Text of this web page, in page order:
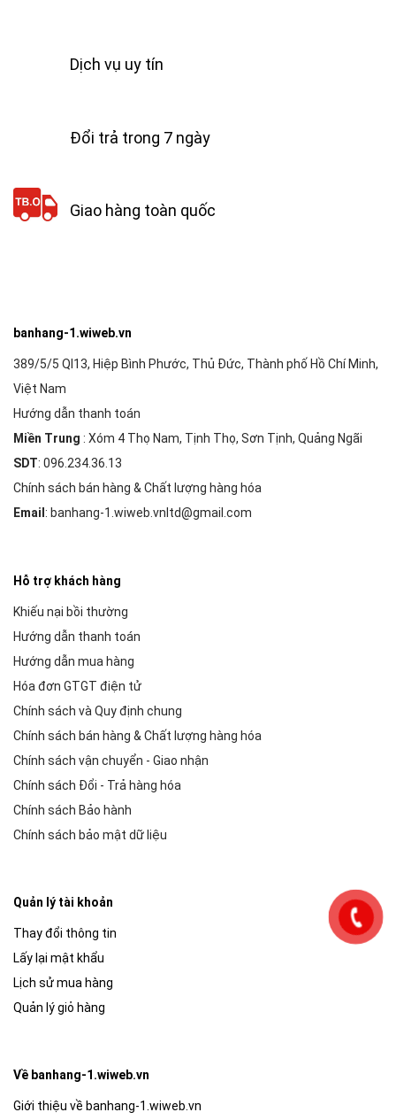
Dịch vụ uy tín
Đổi trả trong 7 ngày
Giao hàng toàn quốc
banhang-1.wiweb.vn
389/5/5 Ql13, Hiệp Bình Phước, Thủ Đức, Thành phố Hồ Chí Minh,
Việt Nam
Hướng dẫn thanh toán
Miền Trung : Xóm 4 Thọ Nam, Tịnh Thọ, Sơn Tịnh, Quảng Ngãi
SDT: 096.234.36.13
Chính sách bán hàng & Chất lượng hàng hóa
Email : banhang-1.wiweb.vnltd@gmail.com
Hỗ trợ khách hàng
Khiếu nại bồi thường
Hướng dẫn thanh toán
Hướng dẫn mua hàng
Hóa đơn GTGT điện tử
Chính sách và Quy định chung
Chính sách bán hàng & Chất lượng hàng hóa
Chính sách vận chuyển - Giao nhận
Chính sách Đổi - Trả hàng hóa
Chính sách Bảo hành
Chính sách bảo mật dữ liệu
Quản lý tài khoản
Thay đổi thông tin
Lấy lại mật khẩu
Lịch sử mua hàng
Quản lý giỏ hàng
Về banhang-1.wiweb.vn
Giới thiệu về banhang-1.wiweb.vn